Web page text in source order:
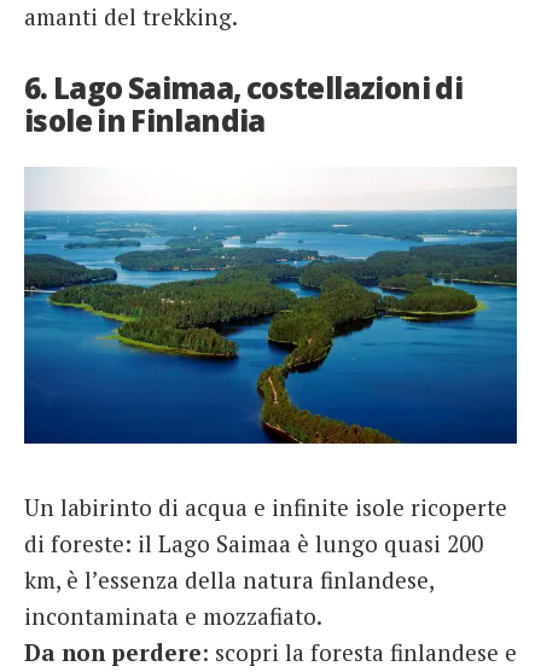
amanti del trekking.
6. Lago Saimaa, costellazioni di
isole in Finlandia
Un labirinto di acqua e infinite isole ricoperte
di foreste: il Lago Saimaa è lungo quasi 200
km, è l’essenza della natura finlandese,
incontaminata e mozzafiato.
Da non perdere: scopri la foresta finlandese e